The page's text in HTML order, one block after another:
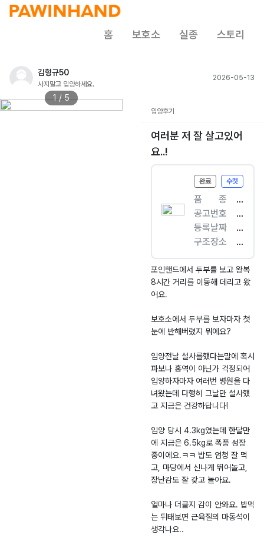
홈 보호소 실종 스토리
김형규50
사지말고 입양하세요.
2026-05-13
1 / 5
입양후기
여러분 저 잘 살고있어
요..!
완료 수컷
품ㅤㅤ종
[
개
]
믹
스
견
공고번호
경
북
-
경
주
-
2
-
0
0
2
3
등록날짜
2
0
2
6.
0
4
구조장소
동
성
로
부
포인핸드에서 두부를 보고 왕복
8시간 거리를 이동해 데리고 왔
어요.
보호소에서 두부를 보자마자 첫
눈에 반해버렸지 뭐에요?
입양전날 설사를했다는말에 혹시
파보나 홍역이 아닌가 걱정되어
입양하자마자 여러번 병원을 다
녀왔는데 다행히 그날만 설사했
고 지금은 건강하답니다!
입양 당시 4.3kg였는데 한달만
에 지금은 6.5kg로 폭풍 성장
중이에요.ㅋㅋ 밥도 엄청 잘 먹
고, 마당에서 신나게 뛰어놀고,
장난감도 잘 갖고 놀아요.
얼마나 더클지 감이 안와요. 밥먹
는 뒤태보면 근육질의 마동석이
생각나요..